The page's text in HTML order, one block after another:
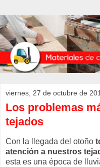
viernes, 27 de octubre de
Los problemas
tejados
Con la llegada del otoño
atención a nuestros
esta es una época de